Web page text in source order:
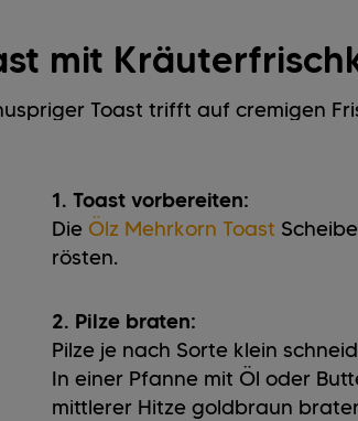
mit
Toast trifft auf cremigen
1. Toast vorbereiten:
Die Ölz Mehrkorn Toast
rösten.
2. Pilze braten:
Pilze je nach Sorte klein
In einer Pfanne mit Öl oder
mittlerer Hitze goldbraun